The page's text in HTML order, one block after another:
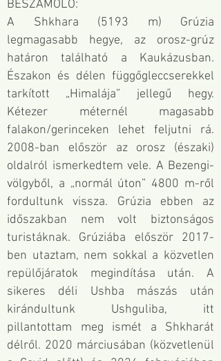
BESZÁMOLÓ:
A Shkhara (5193 m) Grúzia
legmagasabb hegye, az orosz-grúz
határon található a Kaukázusban.
Északon és délen függőgleccserekkel
tarkított „Himalája” jellegű hegy.
Kétezer méternél magasabb
falakon/gerinceken lehet feljutni rá.
2008-ban először az orosz (északi)
oldalról ismerkedtem vele. A Bezengi-
völgyből, a „normál úton” 4800 m-ről
fordultunk vissza. Grúzia ebben az
időszakban nem volt biztonságos
turistáknak. Grúziába először 2017-
ben utaztam, nem sokkal a közvetlen
repülőjáratok megindítása után. A
sikeres déli Ushba mászás után
kirándultunk Ushguliba, itt
pillantottam meg ismét a Shkharát
délről. 2020 márciusában (közvetlenül